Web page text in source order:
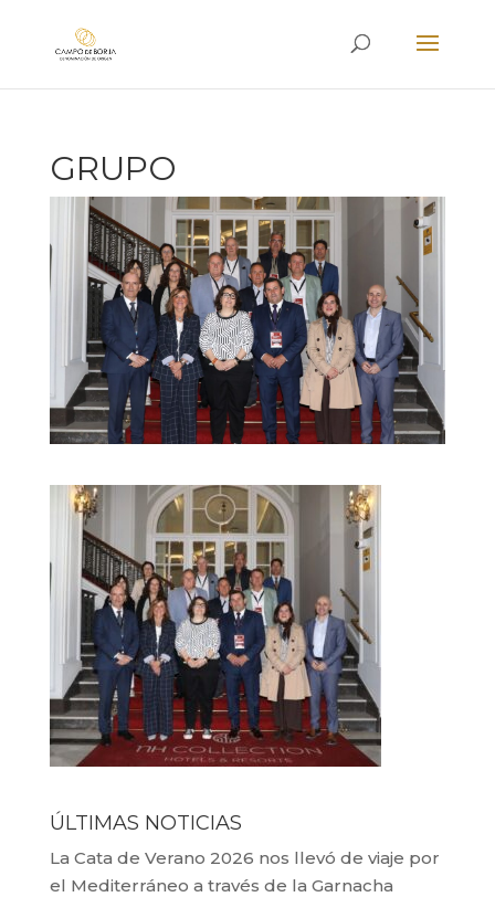
GRUPO
ÚLTIMAS NOTICIAS
La Cata de Verano 2026 nos llevó de viaje por
el Mediterráneo a través de la Garnacha